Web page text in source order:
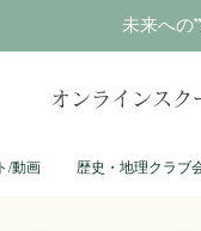
未来への
オンラインスク
/動画 歴史・地理クラブ